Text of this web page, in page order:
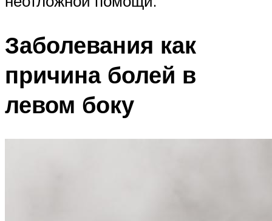
Заболевания как
причина болей в
левом боку